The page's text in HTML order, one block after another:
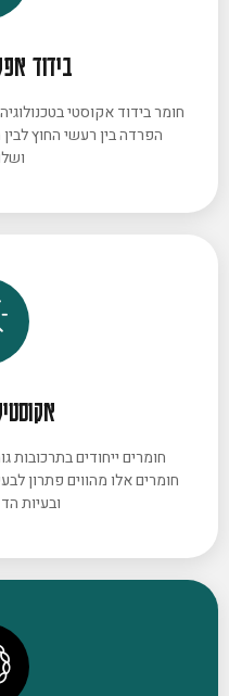
בידוד
חומר בידוד אקוסטי
הפרדה בין רעשי החוץ
חומרים ייחודים בתרכובות
חומרים אלו מהווים פתרון
ובעיות